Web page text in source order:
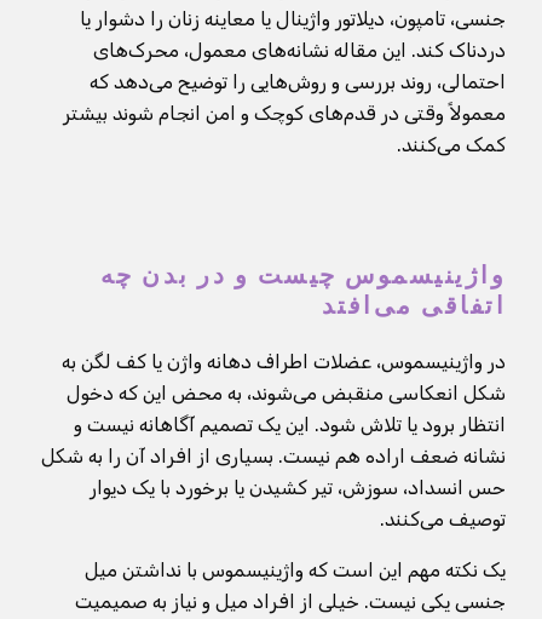
جنسی، تامپون، دیلاتور واژینال یا معاینه زنان را دشوار یا
دردناک کند. این مقاله نشانه‌های معمول، محرک‌های
احتمالی، روند بررسی و روش‌هایی را توضیح می‌دهد که
معمولاً وقتی در قدم‌های کوچک و امن انجام شوند بیشتر
کمک می‌کنند.
واژینیسموس چیست و در بدن چه
اتفاقی می‌افتد
در واژینیسموس، عضلات اطراف دهانه واژن یا کف لگن به
شکل انعکاسی منقبض می‌شوند، به محض این که دخول
انتظار برود یا تلاش شود. این یک تصمیم آگاهانه نیست و
نشانه ضعف اراده هم نیست. بسیاری از افراد آن را به شکل
حس انسداد، سوزش، تیر کشیدن یا برخورد با یک دیوار
توصیف می‌کنند.
یک نکته مهم این است که واژینیسموس با نداشتن میل
جنسی یکی نیست. خیلی از افراد میل و نیاز به صمیمیت